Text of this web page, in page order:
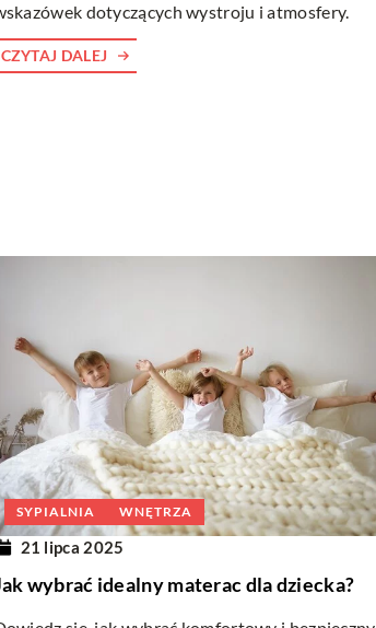
dotyczących wystroju i atmosfery.
CZYTAJ DALEJ
SYPIALNIA WNĘTRZA
21 lipca 2025
wybrać idealny materac dla dziecka?